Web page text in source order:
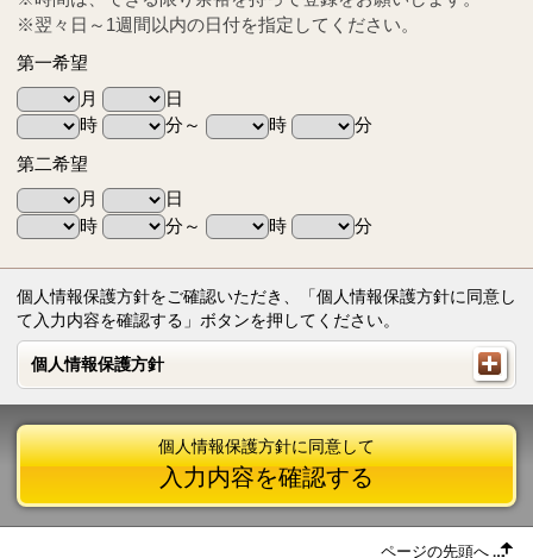
※翌々日～1週間以内の日付を指定してください。
第一希望
月
日
時
分～ 時
分
第二希望
月
日
時
分～ 時 分
個人情報保護方針をご確認いただき、「個人情報保護方針に同意し
て入力内容を確認する」ボタンを押してください。
個人情報保護方針
個人情報保護方針
個人情報保護方針に同意して
入力内容を確認する
ページの先頭へ